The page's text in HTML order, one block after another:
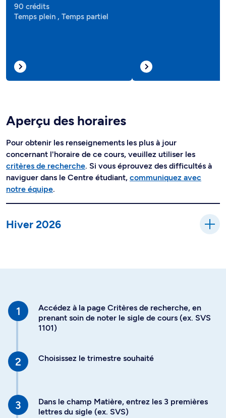
90 crédits
Temps plein , Temps partiel
Aperçu des horaires
Pour obtenir les renseignements les plus à jour
concernant l'horaire de ce cours, veuillez utiliser les
critères de recherche. Si vous éprouvez des difficultés à
naviguer dans le Centre étudiant, communiquez avec
notre équipe.
Hiver 2026
Accédez à la page Critères de recherche, en
prenant soin de noter le sigle de cours (ex. SVS
1101)
Choisissez le trimestre souhaité
Dans le champ Matière, entrez les 3 premières
lettres du sigle (ex. SVS)